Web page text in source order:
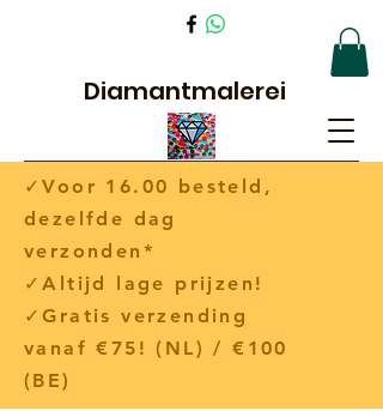
Diamantmalerei
✓Voor 16.00 besteld,
dezelfde dag
verzonden*
✓Altijd lage prijzen!
✓Gratis verzending
vanaf €75! (NL) / €100
(BE)